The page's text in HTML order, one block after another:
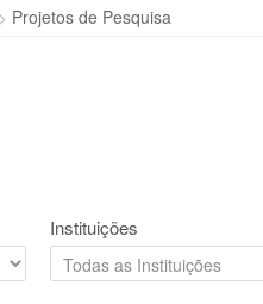
Projetos de Pesquisa
Instituições